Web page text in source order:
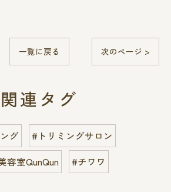
一覧に戻る 次のページ >
関連タグ
グ
#トリミングサロン
容室QunQun
#チワワ